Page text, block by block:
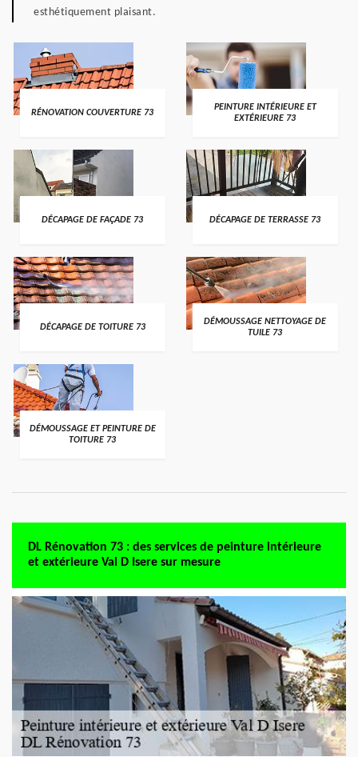
esthétiquement plaisant.
RÉNOVATION COUVERTURE 73
PEINTURE INTÉRIEURE ET
EXTÉRIEURE 73
DÉCAPAGE DE FAÇADE 73 DÉCAPAGE DE TERRASSE 73
DÉCAPAGE DE TOITURE 73
DÉMOUSSAGE NETTOYAGE DE
TUILE 73
DÉMOUSSAGE ET PEINTURE DE
TOITURE 73
DL Rénovation 73 : des services de peinture intérieure
et extérieure Val D Isere sur mesure